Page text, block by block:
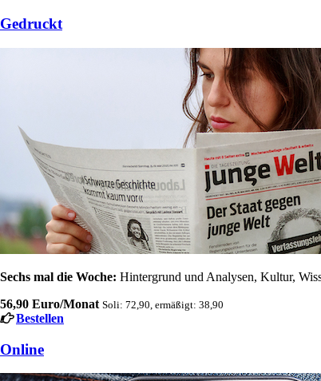
Gedruckt
Sechs mal die Woche: Hintergrund und Analysen, Kultur,
56,90 Euro/Monat Soli: 72,90, ermäßigt: 38,90
Bestellen
Online